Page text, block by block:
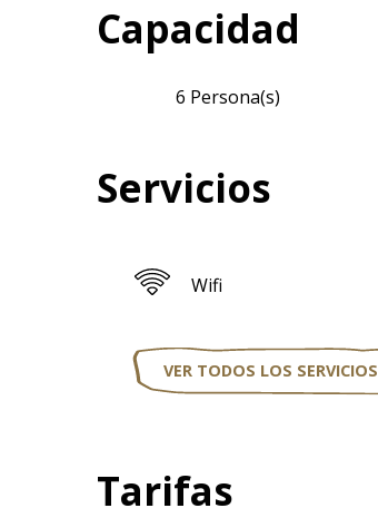
Capacidad
6 Persona(s)
Servicios
Wifi
VER TODOS LOS SERVICIOS
Tarifas